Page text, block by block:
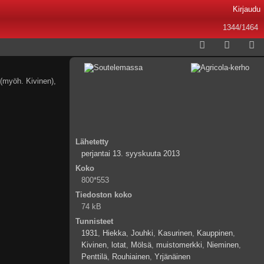
Kirjaudu
1344/1464
Kivinen),
Lähetetty
perjantai 13. syyskuuta 2013
Koko
800*553
Tiedoston koko
74 kB
Tunnisteet
1931, Hiekka, Jouhki, Kasurinen, Kauppinen,
Kivinen, lotat, Mölsä, muistomerkki, Nieminen,
Penttilä, Rouhiainen, Yrjänäinen